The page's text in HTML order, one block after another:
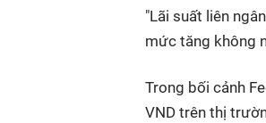
"Lãi suất liên
mức tăng không
Trong bối cảnh
VND trên thị